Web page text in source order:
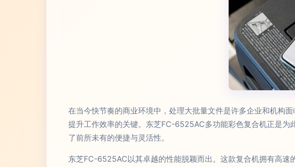
在当今快节奏的商业环境中，处理大批量文件是许多企业和机构
提升工作效率的关键。东芝FC-6525AC多功能彩色复合机正是
了前所未有的便捷与灵活性。
东芝FC-6525AC以其卓越的性能脱颖而出。这款复合机拥有高速